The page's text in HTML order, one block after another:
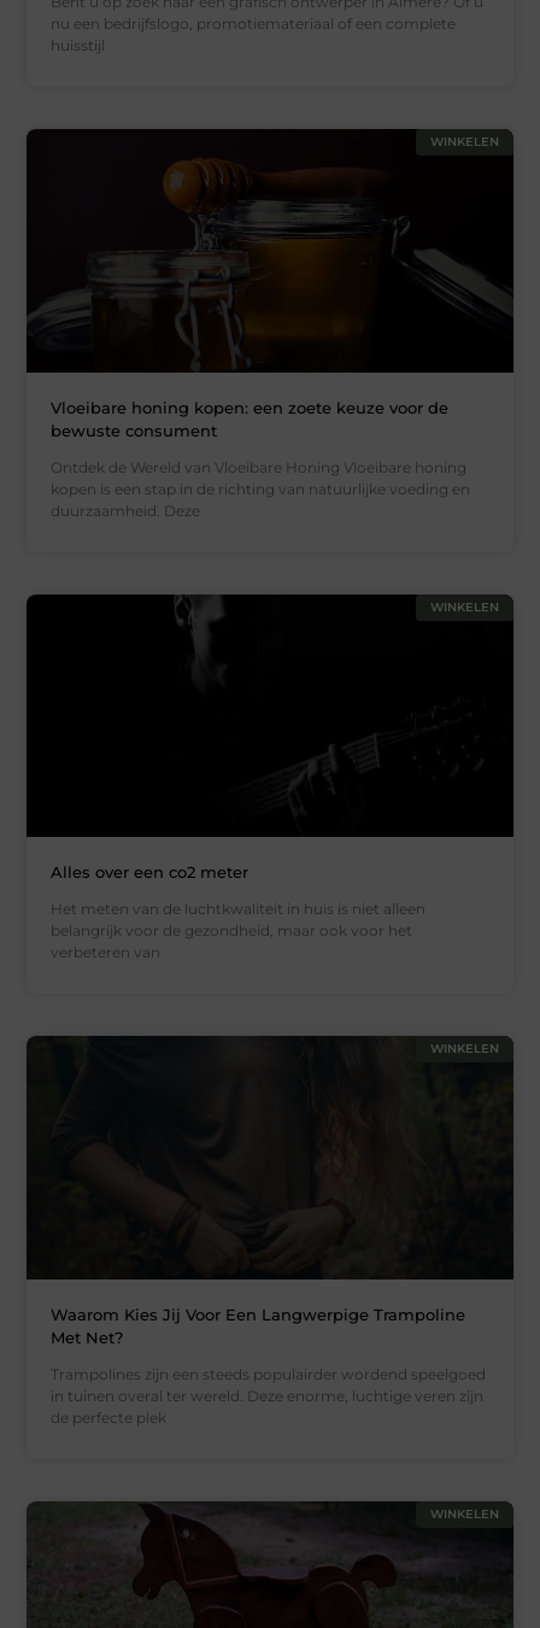
nu een bedrijfslogo, promotiemateriaal of een complete
huisstijl
WINKELEN
Vloeibare honing kopen: een zoete keuze voor de
bewuste consument
Ontdek de Wereld van Vloeibare Honing Vloeibare honing
kopen is een stap in de richting van natuurlijke voeding en
duurzaamheid. Deze
WINKELEN
Alles over een co2 meter
Het meten van de luchtkwaliteit in huis is niet alleen
belangrijk voor de gezondheid, maar ook voor het
verbeteren van
WINKELEN
Waarom Kies Jij Voor Een Langwerpige Trampoline
Met Net?
Trampolines zijn een steeds populairder wordend speelgoed
in tuinen overal ter wereld. Deze enorme, luchtige veren zijn
de perfecte plek
WINKELEN